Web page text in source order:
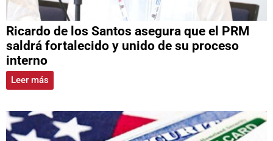
Ricardo de los Santos asegura que el PRM
saldrá fortalecido y unido de su proceso
interno
Leer más